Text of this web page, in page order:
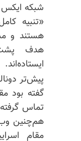
شبکه ایکس
«تنبیه
هستند و
هدف
ایستاده‌اند.
پیش‌تر
گفته بود
تماس
هم‌چنین
مقام